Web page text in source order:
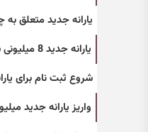
یارانه جدید متعلق به چه کسانی
یارانه جدید 8 میلیونی برای این افراد | ثبت نام برای یارانه جدید نقدی
شروع ثبت نام برای
واریز یارانه جدید